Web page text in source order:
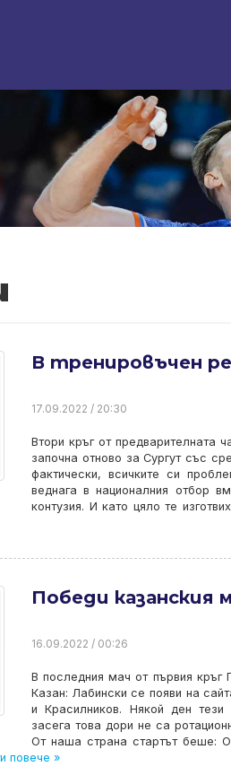
В тренировъчен
17.09.2022 / 20:30
Втори кръг от предварителната
започна отново за Сургут със
фактически, всичките си
веднага в националния отбор
контузия. И като цяло те
Победи казанския
16.09.2022 / 00:26
В последния мач от първия
Казан: Лабински се появи на
и Красилников. Някой ден
засега това дори не са
От наша страна стартът беше:
повече »